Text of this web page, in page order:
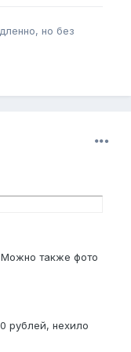
но без
Можно также фото
рублей, нехило